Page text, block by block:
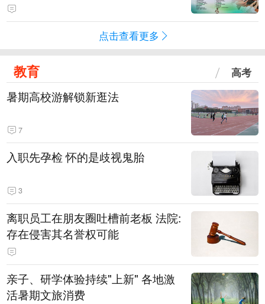
点击查看更多
教育 高考
暑期高校游解锁新逛法
7
入职先孕检 怀的是歧视鬼胎
3
离职员工在朋友圈吐槽前老板 法院:
存在侵害其名誉权可能
亲子、研学体验持续"上新" 各地激
活暑期文旅消费